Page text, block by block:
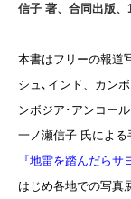
信子 著、合同出版、
本書はフリーの報道
シュ､インド、カン
ンボジア･アンコー
一ノ瀬信子 氏による
『地雷を踏んだらサ
はじめ各地での写真